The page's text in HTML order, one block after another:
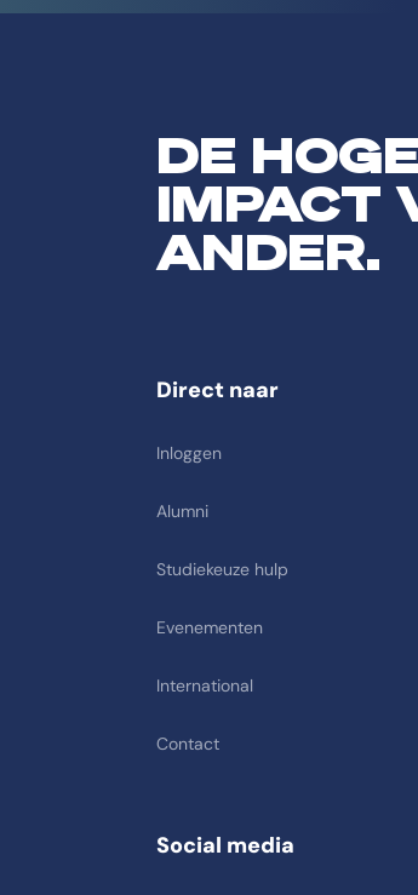
DE
IMPACT
ANDER.
Direct naar
Inloggen
Alumni
Studiekeuze hulp
Evenementen
International
Contact
Social media